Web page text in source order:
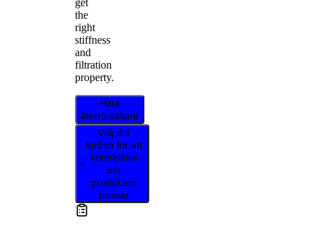
the
right
stiffness
and
filtration
property.
Hitta
återförsäljare
Välj ditt
fordon för att
kontrollera
om
produkten
passar